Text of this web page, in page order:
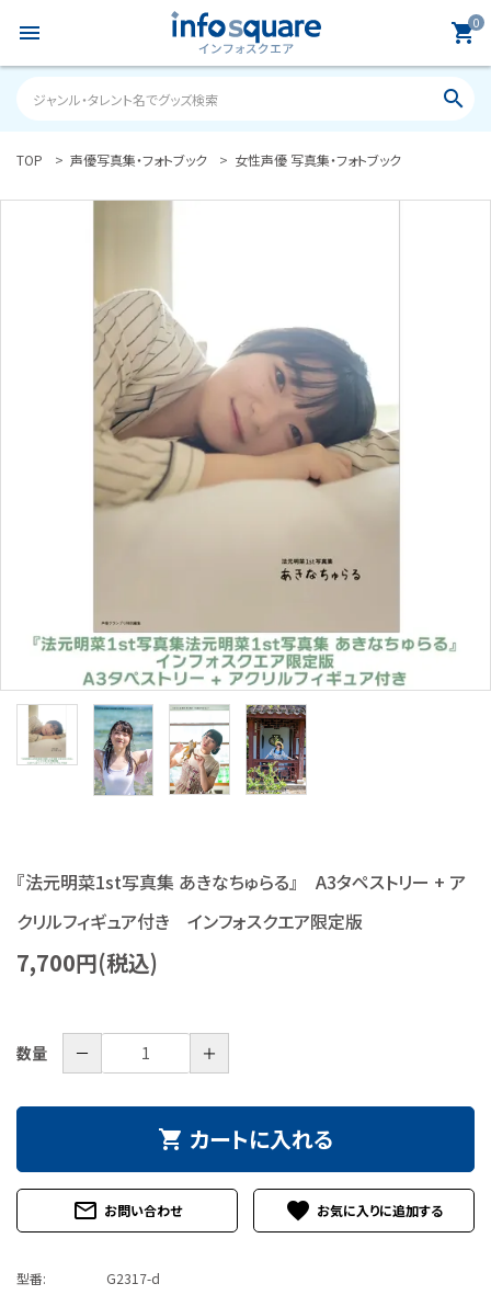
menu 0
shopping_cart
search
search
ログイン person 新規会員登録
カテゴリーから探す
S Cawaii! ME
アイドル・タレント
ヒーロー文庫
ご利用ガイド
お問い合わせ
TOP 声優写真集・フォトブック 女性声優 写真集・フォトブック
『法元明菜1st写真集 あきなちゅらる』 A3タペストリー + ア
クリルフィギュア付き インフォスクエア限定版
7,700円(税込)
数量 － ＋
shopping_cart カートに入れる
mail_outline お問い合わせ favorite
型番: G2317-d